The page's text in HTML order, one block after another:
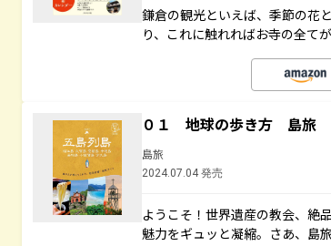
鎌倉の観光といえば、季節の花
り、これに触れればお寺の全て
０１ 地球の歩き方 島旅
島旅
2024.07.04 発売
ようこそ！世界遺産の教会、絶
魅力をギュッと凝縮。さあ、島旅